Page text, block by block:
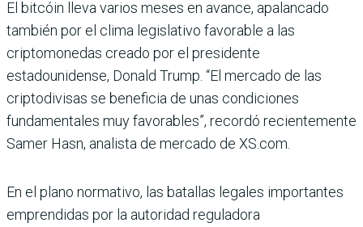
El bitcóin lleva varios meses en avance, apalancado
también por el clima legislativo favorable a las
criptomonedas creado por el presidente
estadounidense, Donald Trump. “El mercado de las
criptodivisas se beneficia de unas condiciones
fundamentales muy favorables”, recordó recientemente
Samer Hasn, analista de mercado de XS.com.
En el plano normativo, las batallas legales importantes
emprendidas por la autoridad reguladora